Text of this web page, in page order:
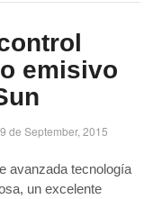
emisivo
de September, 2015
avanzada tecnología
un excelente